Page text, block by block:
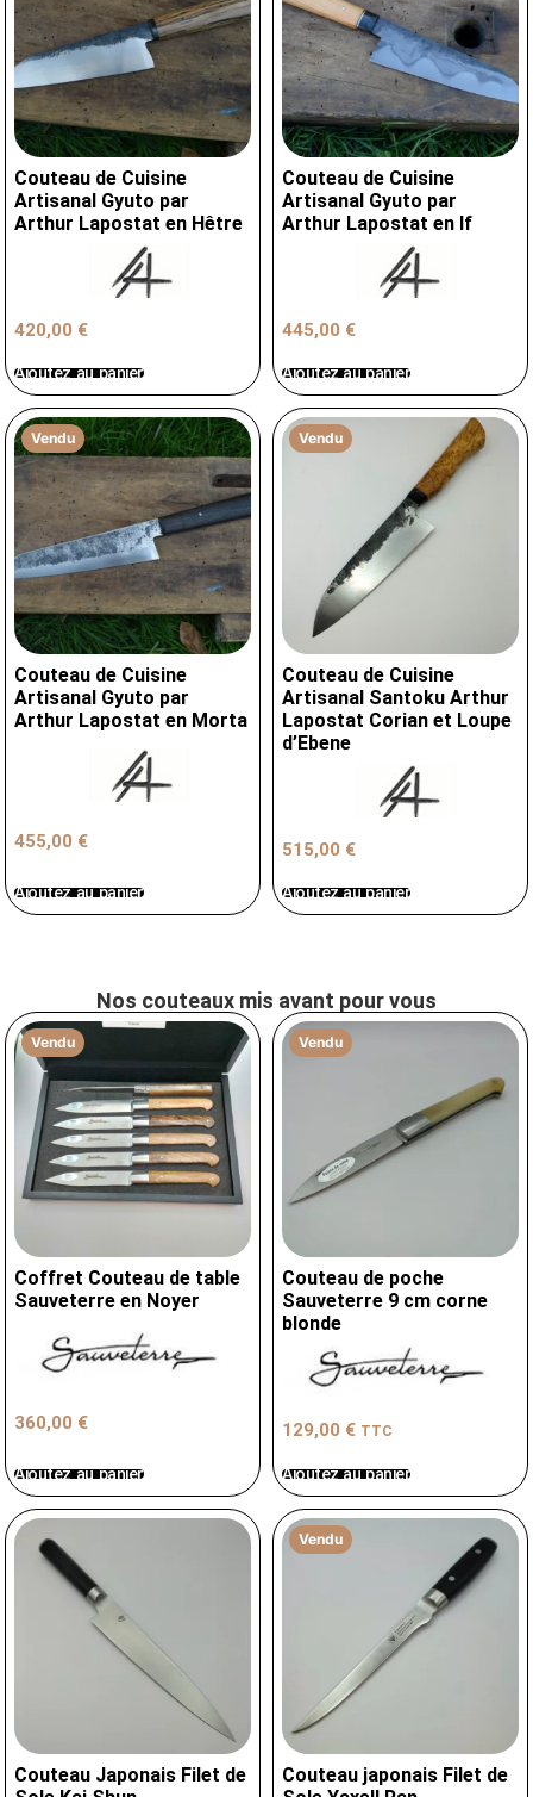
Couteau de Cuisine
Artisanal Gyuto par
Arthur Lapostat en Hêtre
420,00 €
Ajoutez au panier
Couteau de Cuisine
Artisanal Gyuto par
Arthur Lapostat en If
445,00 €
Ajoutez au panier
Vendu
Couteau de Cuisine
Artisanal Gyuto par
Arthur Lapostat en Morta
455,00 €
Ajoutez au panier
Vendu
Couteau de Cuisine
Artisanal Santoku Arthur
Lapostat Corian et Loupe
d’Ebene
515,00 €
Ajoutez au panier
Nos couteaux mis avant pour vous
Vendu
Coffret Couteau de table
Sauveterre en Noyer
360,00 €
Ajoutez au panier
Vendu
Couteau de poche
Sauveterre 9 cm corne
blonde
129,00 € TTC
Ajoutez au panier
Couteau Japonais Filet de
Vendu
Couteau japonais Filet de